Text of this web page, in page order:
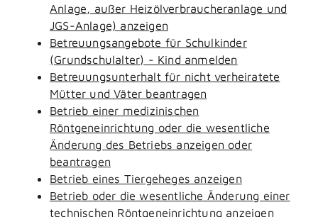
Anlage, außer Heizölverbraucheranlage und
JGS-Anlage) anzeigen
Betreuungsangebote für Schulkinder
(Grundschulalter) - Kind anmelden
Betreuungsunterhalt für nicht verheiratete
Mütter und Väter beantragen
Betrieb einer medizinischen
Röntgeneinrichtung oder die wesentliche
Änderung des Betriebs anzeigen oder
beantragen
Betrieb eines Tiergeheges anzeigen
Betrieb oder die wesentliche Änderung einer
technischen Röntgeneinrichtung anzeigen